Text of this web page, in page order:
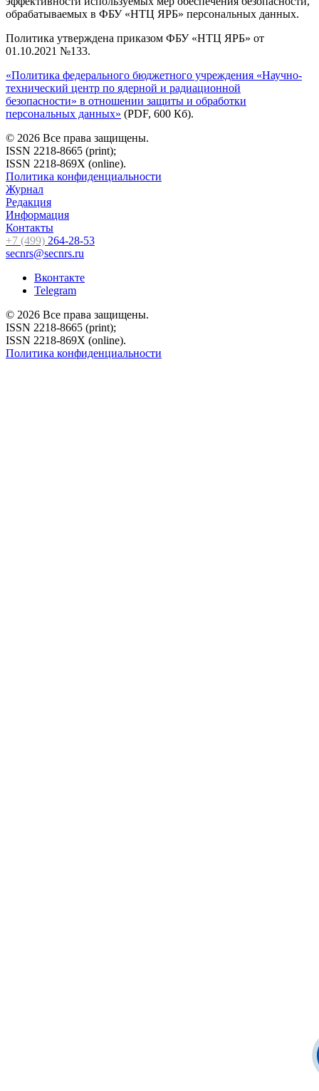
обрабатываемых в ФБУ «НТЦ ЯРБ» персональных данных.
Политика утверждена приказом ФБУ «НТЦ ЯРБ» от
01.10.2021 №133.
«Политика федерального бюджетного учреждения «Научно-
технический центр по ядерной и радиационной
безопасности» в отношении защиты и обработки
персональных данных» (PDF, 600 Кб).
© 2026 Все права защищены.
ISSN 2218-8665 (print);
ISSN 2218-869X (online).
Политика конфиденциальности
Журнал
Редакция
Информация
Контакты
+7 (499) 264-28-53
secnrs@secnrs.ru
Вконтакте
Telegram
© 2026 Все права защищены.
ISSN 2218-8665 (print);
ISSN 2218-869X (online).
Политика конфиденциальности